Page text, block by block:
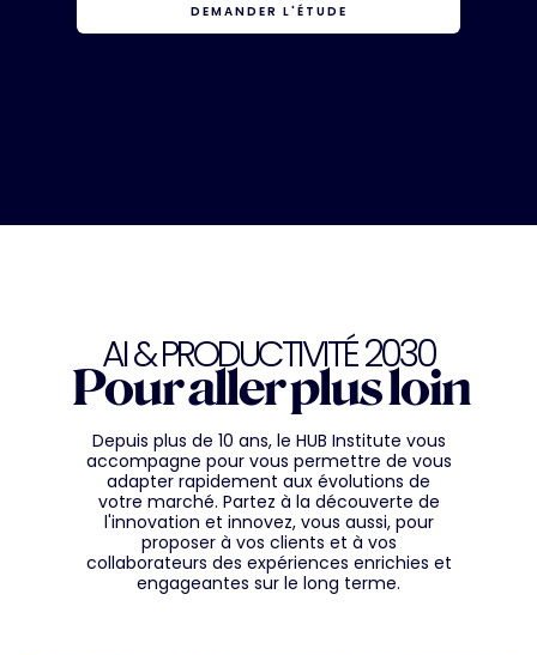
DEMANDER L'ÉTUDE
AI & PRODUCTIVITÉ 2030
Pour aller plus loin
Depuis plus de 10 ans, le HUB Institute vous
accompagne pour vous permettre de vous
adapter rapidement aux évolutions de
votre marché. Partez à la découverte de
l'innovation et innovez, vous aussi, pour
proposer à vos clients et à vos
collaborateurs des expériences enrichies et
engageantes sur le long terme.